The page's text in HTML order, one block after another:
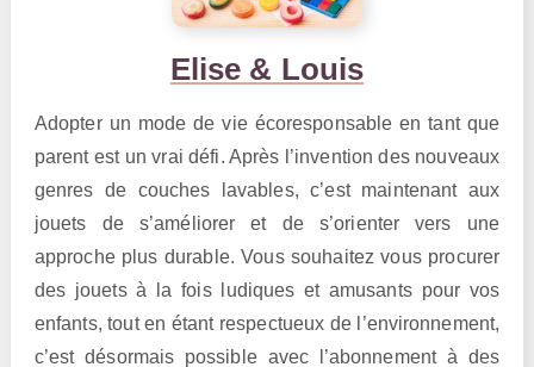
Elise & Louis
Adopter un mode de vie écoresponsable en tant que
parent est un vrai défi. Après l’invention des nouveaux
genres de couches lavables, c’est maintenant aux
jouets de s’améliorer et de s’orienter vers une
approche plus durable. Vous souhaitez vous procurer
des jouets à la fois ludiques et amusants pour vos
enfants, tout en étant respectueux de l’environnement,
c’est désormais possible avec l’abonnement à des